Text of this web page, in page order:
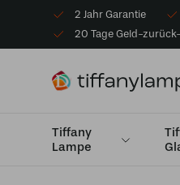
2 Jahr Garantie
20 Tage Geld-
Tiffany
Lampe
Startseite Angebote